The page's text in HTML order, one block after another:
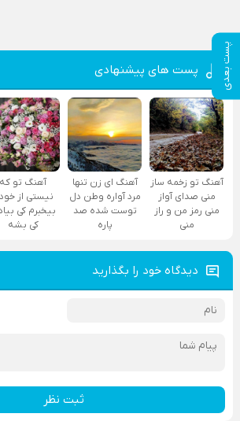
پست بعدی پست های پیشنهادی
آهنگ تو زخمه ساز
منی صدای آواز
منی رمز من و راز
منی
آهنگ ای زن تنها
مرد آواره وطن دل
توست شده صد
پاره
آهنگ تو که
نیستی از
بیخبرم کی
کی بشه
دیدگاه خود را بگذارید
ثبت نظر